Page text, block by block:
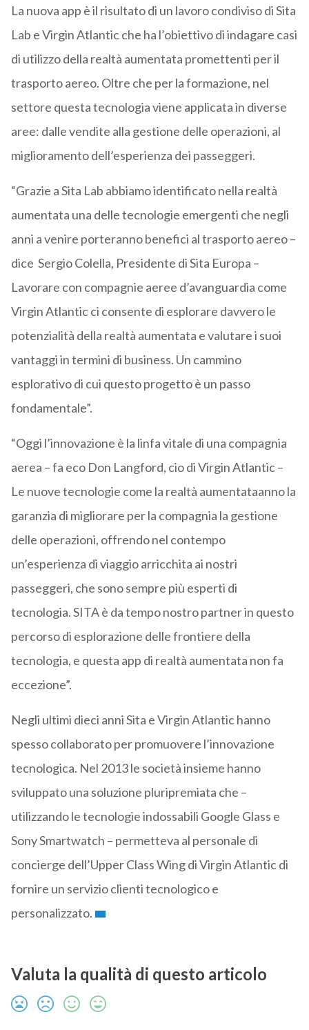
La nuova app è il risultato di un lavoro condiviso di Sita
Lab e Virgin Atlantic che ha l’obiettivo di indagare casi
di utilizzo della realtà aumentata promettenti per il
trasporto aereo. Oltre che per la formazione, nel
settore questa tecnologia viene applicata in diverse
aree: dalle vendite alla gestione delle operazioni, al
miglioramento dell’esperienza dei passeggeri.
“Grazie a Sita Lab abbiamo identificato nella realtà
aumentata una delle tecnologie emergenti che negli
anni a venire porteranno benefici al trasporto aereo –
dice Sergio Colella, Presidente di Sita Europa –
Lavorare con compagnie aeree d’avanguardia come
Virgin Atlantic ci consente di esplorare davvero le
potenzialità della realtà aumentata e valutare i suoi
vantaggi in termini di business. Un cammino
esplorativo di cui questo progetto è un passo
fondamentale”.
“Oggi l’innovazione è la linfa vitale di una compagnia
aerea – fa eco Don Langford, cio di Virgin Atlantic –
Le nuove tecnologie come la realtà aumentataanno la
garanzia di migliorare per la compagnia la gestione
delle operazioni, offrendo nel contempo
un’esperienza di viaggio arricchita ai nostri
passeggeri, che sono sempre più esperti di
tecnologia. SITA è da tempo nostro partner in questo
percorso di esplorazione delle frontiere della
tecnologia, e questa app di realtà aumentata non fa
eccezione”.
Negli ultimi dieci anni Sita e Virgin Atlantic hanno
spesso collaborato per promuovere l’innovazione
tecnologica. Nel 2013 le società insieme hanno
sviluppato una soluzione pluripremiata che –
utilizzando le tecnologie indossabili Google Glass e
Sony Smartwatch – permetteva al personale di
concierge dell’Upper Class Wing di Virgin Atlantic di
fornire un servizio clienti tecnologico e
personalizzato.
Valuta la qualità di questo articolo